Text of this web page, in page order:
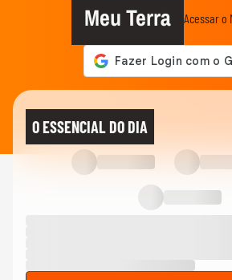
Meu Terra Acessar
O ESSENCIAL DO DIA